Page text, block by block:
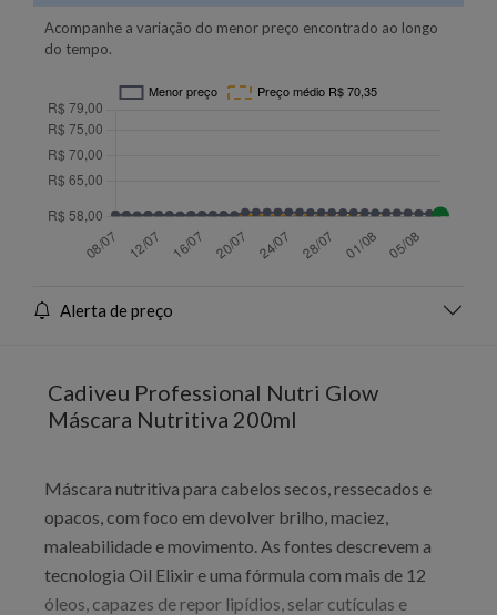
Acompanhe a variação do menor preço encontrado ao longo
do tempo.
Alerta de preço
Cadiveu Professional Nutri Glow
Máscara Nutritiva 200ml
Máscara nutritiva para cabelos secos, ressecados e
opacos, com foco em devolver brilho, maciez,
maleabilidade e movimento. As fontes descrevem a
tecnologia Oil Elixir e uma fórmula com mais de 12
óleos, capazes de repor lipídios, selar cutículas e